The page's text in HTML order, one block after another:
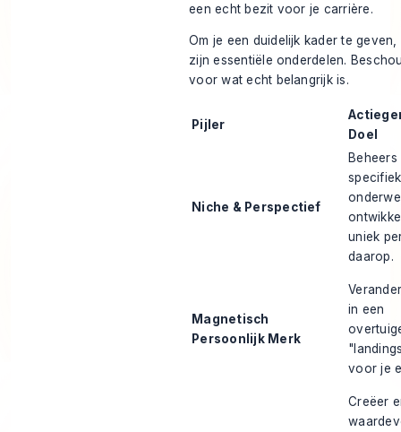
een echt bezit voor je carrière.
Om je een duidelijk kader te
zijn essentiële onderdelen.
voor wat echt belangrijk is.
Pijler
Doel
Niche & Perspectief
Beheers
specifiek
uniek
daarop.
Magnetisch
Persoonlijk Merk
in een
voor je
Creëer